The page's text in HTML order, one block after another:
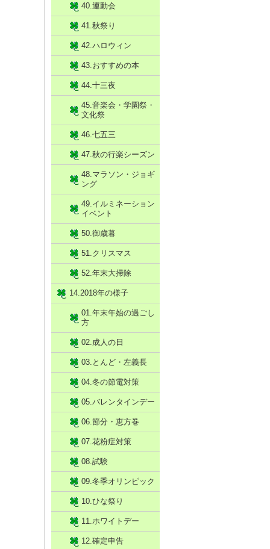
40.運動会
41.秋祭り
42.ハロウィン
43.おすすめの本
44.十三夜
45.音楽会・学園祭・
文化祭
46.七五三
47.秋の行楽シーズン
48.マラソン・ジョギ
ング
49.イルミネーション
イベント
50.御歳暮
51.クリスマス
52.年末大掃除
14.2018年の様子
01.年末年始の過ごし
方
02.成人の日
03.とんど・左義長
04.冬の節電対策
05.バレンタインデー
06.節分・恵方巻
07.花粉症対策
08.試験
09.冬季オリンピック
10.ひな祭り
11.ホワイトデー
12.確定申告